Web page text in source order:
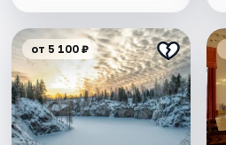
от 5 100 ₽